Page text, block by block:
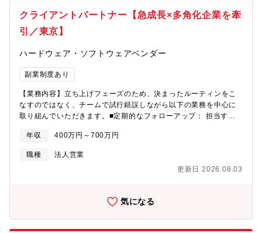
できるようサポートします。これには、顧客の要望を理解し、そ
れを具体的なプロンプト設計に落とし込む能力が求められます。
しい仕組みやプログラムの企画・実施を行います。これには、顧
ンゲージメントを高めるためのイベントやセミナーの企画などが
の特定と提案・顧客の使用状況やニーズを分析し、追加の製品や
サービスが顧客の成功にどのように貢献できるかを提案します。
【同社について】同社は、2023年4月に設立された現在3期目のAI
プ会社として設立されました。某社は、プロダクト開発において
積極的にAI技術を活用しており、自社プロダクトにおいて、
客様の業務効率化や生産性向上につながるAI関連機能を提供して
コンサルティング、プロダクト提供、ならびに研究開発をさらに
推進するために、2023年4月に戦略的子会社を設立いたしまし
た。当社は「AIで持続可能な未来の社会を創る」というPurpose
を掲げ、日本企業の生産性向上や産業の活性化のための様々なAI
クライアントパートナー【急成長×多角化企業を牽
引／東京】
ハードウェア・ソフトウェアベンダー
副業制度あり
【業務内容】立ち上げフェーズのため、決まったルーティンをこ
なすのではなく、チームで試行錯誤しながら以下の業務を中心に
取り組んでいただきます。■定期的なフォローアップ： 担当する
チアップ： プロダクトの活用状況の確認や、他のお悩み（採用や
販促など）の相談受付■社内連携（トスアップ）： 吸い上げたニ
ーズを、社内の専門部署や事業開発メンバーへ共有■改善提案のフ
ィードバック： お客様の「生の声」をまとめ、サービス改善会議
クライアントに対し、会社単位での深い信頼関係を築き、同社グ
ジュとなる仕事です。■深いリレーション構築：大手企業の担当者
年収 400万円～700万円
職種
法人営業
更新日 2026.08.03
気になる